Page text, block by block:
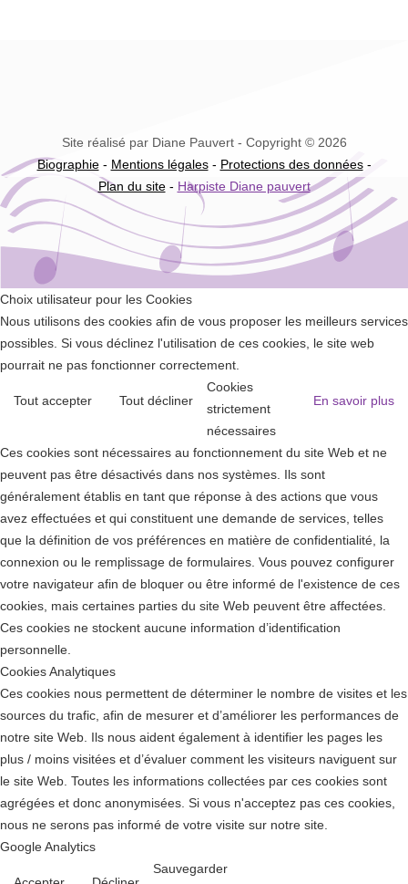
Site réalisé par Diane Pauvert - Copyright © 2026
Biographie- Mentions légales- Protections des données-
Plan du site- Harpiste Diane pauvert
Choix utilisateur pour les Cookies
Nous utilisons des cookies afin de vous proposer les meilleurs services
possibles. Si vous déclinez l'utilisation de ces cookies, le site web
pourrait ne pas fonctionner correctement.
Tout accepter Tout décliner En savoir plus
Cookies
strictement
nécessaires
Ces cookies sont nécessaires au fonctionnement du site Web et ne
peuvent pas être désactivés dans nos systèmes. Ils sont
généralement établis en tant que réponse à des actions que vous
avez effectuées et qui constituent une demande de services, telles
que la définition de vos préférences en matière de confidentialité, la
connexion ou le remplissage de formulaires. Vous pouvez configurer
votre navigateur afin de bloquer ou être informé de l'existence de ces
cookies, mais certaines parties du site Web peuvent être affectées.
Ces cookies ne stockent aucune information d’identification
personnelle.
Cookies Analytiques
Ces cookies nous permettent de déterminer le nombre de visites et les
sources du trafic, afin de mesurer et d’améliorer les performances de
notre site Web. Ils nous aident également à identifier les pages les
plus / moins visitées et d’évaluer comment les visiteurs naviguent sur
le site Web. Toutes les informations collectées par ces cookies sont
agrégées et donc anonymisées. Si vous n'acceptez pas ces cookies,
nous ne serons pas informé de votre visite sur notre site.
Google Analytics
Sauvegarder